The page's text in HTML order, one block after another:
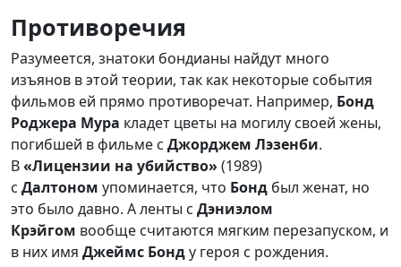
Противоречия
Разумеется, знатоки бондианы найдут много
изъянов в этой теории, так как некоторые события
фильмов ей прямо противоречат. Например, Бонд
Роджера Мура кладет цветы на могилу своей жены,
погибшей в фильме с Джорджем Лэзенби.
В«Лицензии на убийство» (1989)
с Далтоном упоминается, что Бонд был женат, но
это было давно. А ленты с Дэниэлом
Крэйгом вообще считаются мягким перезапуском, и
в них имя Джеймс Бонду героя с рождения.